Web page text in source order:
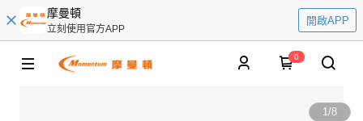
摩曼頓
立刻使用官方APP
開啟APP
0
1/8